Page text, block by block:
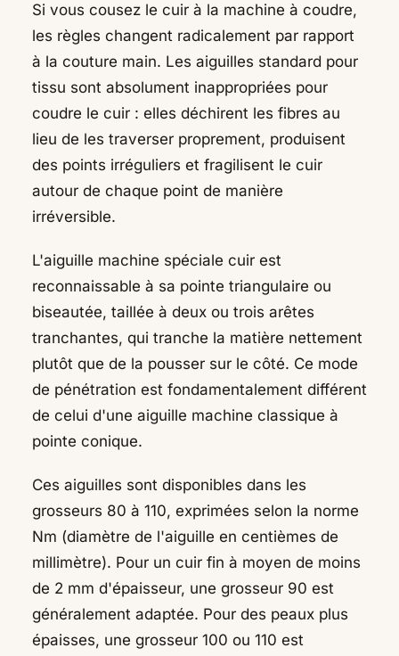
Si vous cousez le cuir à la machine à coudre,
les règles changent radicalement par rapport
à la couture main. Les aiguilles standard pour
tissu sont absolument inappropriées pour
coudre le cuir : elles déchirent les fibres au
lieu de les traverser proprement, produisent
des points irréguliers et fragilisent le cuir
autour de chaque point de manière
irréversible.
L'aiguille machine spéciale cuir est
reconnaissable à sa pointe triangulaire ou
biseautée, taillée à deux ou trois arêtes
tranchantes, qui tranche la matière nettement
plutôt que de la pousser sur le côté. Ce mode
de pénétration est fondamentalement différent
de celui d'une aiguille machine classique à
pointe conique.
Ces aiguilles sont disponibles dans les
grosseurs 80 à 110, exprimées selon la norme
Nm (diamètre de l'aiguille en centièmes de
millimètre). Pour un cuir fin à moyen de moins
de 2 mm d'épaisseur, une grosseur 90 est
généralement adaptée. Pour des peaux plus
épaisses, une grosseur 100 ou 110 est